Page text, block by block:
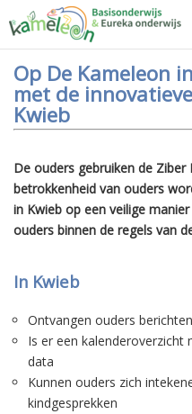
Welkom
Op De Kameleon
met de
Kwieb
De ouders gebruiken de
betrokkenheid van ouders
in Kwieb op een veilige
ouders binnen de regels van
In Kwieb
Ontvangen ouders berichten
Is er een kalenderoverzicht
data
Kunnen ouders zich
kindgesprekken